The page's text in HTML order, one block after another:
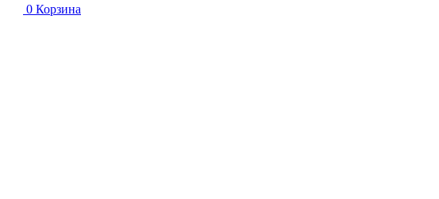
0 Корзина